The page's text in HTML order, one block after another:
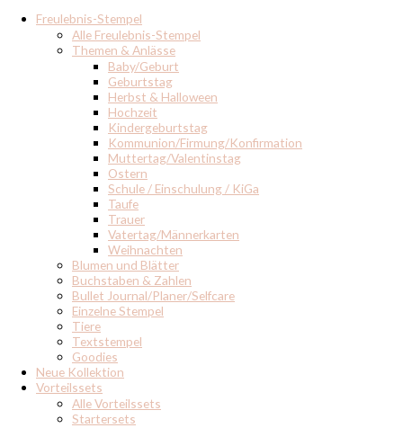
Freulebnis-Stempel
Alle Freulebnis-Stempel
Themen & Anlässe
Baby/Geburt
Geburtstag
Herbst & Halloween
Hochzeit
Kindergeburtstag
Kommunion/Firmung/Konfirmation
Muttertag/Valentinstag
Ostern
Schule / Einschulung / KiGa
Taufe
Trauer
Vatertag/Männerkarten
Weihnachten
Blumen und Blätter
Buchstaben & Zahlen
Bullet Journal/Planer/Selfcare
Einzelne Stempel
Tiere
Textstempel
Goodies
Neue Kollektion
Vorteilssets
Alle Vorteilssets
Startersets